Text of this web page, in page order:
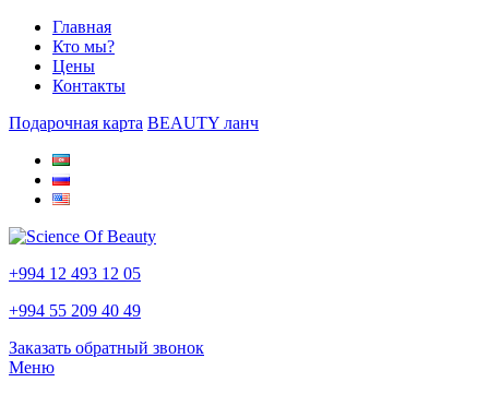
Главная
Кто мы?
Цены
Контакты
Подарочная карта BEAUTY ланч
+994 12 493 12 05
+994 55 209 40 49
Заказать обратный звонок
Меню